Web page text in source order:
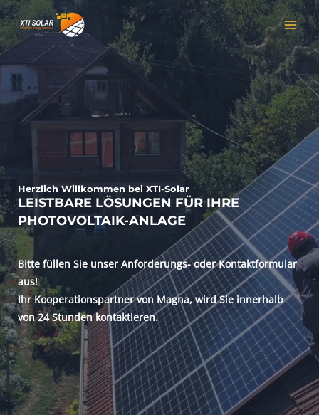
Zum
Inhalt
springen
Herzlich Willkommen bei XTI-Solar
LEISTBARE LÖSUNGEN FÜR IHRE
PHOTOVOLTAIK-ANLAGE
Bitte füllen Sie unser Anforderungs- oder Kontaktformular
aus!
Ihr Kooperationspartner von Magna, wird Sie innerhalb
von 24 Stunden kontaktieren.